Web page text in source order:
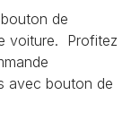
de
voiture. Profitez
avec bouton de